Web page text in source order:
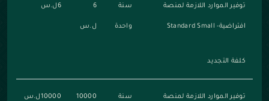
توفير الموارد اللازمة لمنصة
افتراضية- Standard Small
سنة
واحدة
6
ل.س
6ل.س
كلفة التجديد
توفير الموارد اللازمة لمنصة سنة 10000 10000ل.س